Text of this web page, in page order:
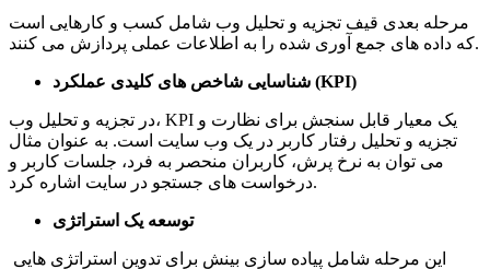
مرحله بعدی قیف تجزیه و تحلیل وب شامل کسب و کارهایی است
که داده های جمع آوری شده را به اطلاعات عملی پردازش می کنند.
شناسایی شاخص های کلیدی عملکرد (KPI)
در تجزیه و تحلیل وب، KPI یک معیار قابل سنجش برای نظارت و
تجزیه و تحلیل رفتار کاربر در یک وب سایت است. به عنوان مثال
می توان به نرخ پرش، کاربران منحصر به فرد، جلسات کاربر و
درخواست های جستجو در سایت اشاره کرد.
توسعه یک استراتژی